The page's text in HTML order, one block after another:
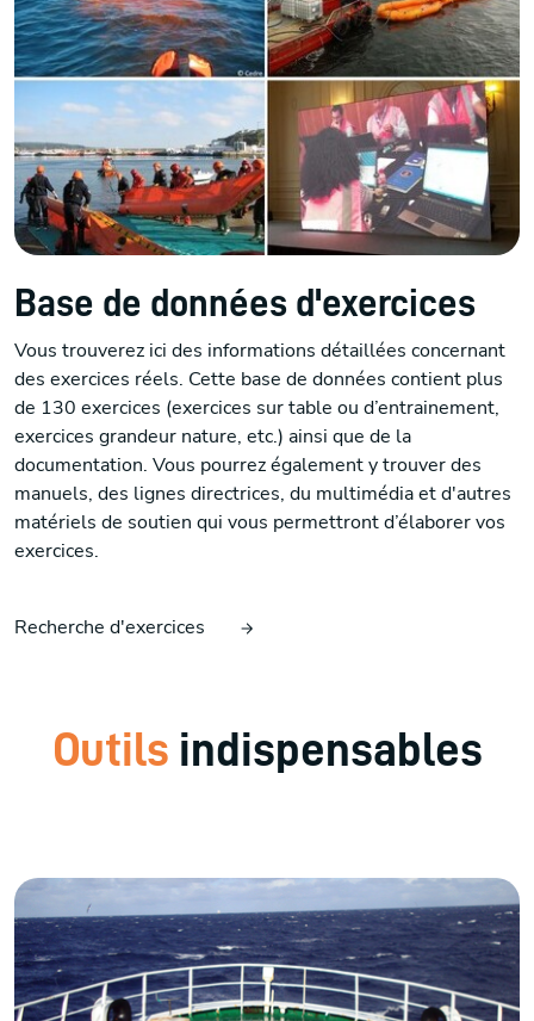
Base de données d'exercices
Vous trouverez ici des informations détaillées concernant
des exercices réels. Cette base de données contient plus
de 130 exercices (exercices sur table ou d’entrainement,
exercices grandeur nature, etc.) ainsi que de la
documentation. Vous pourrez également y trouver des
manuels, des lignes directrices, du multimédia et d'autres
matériels de soutien qui vous permettront d’élaborer vos
exercices.
Recherche d'exercices
Outils indispensables